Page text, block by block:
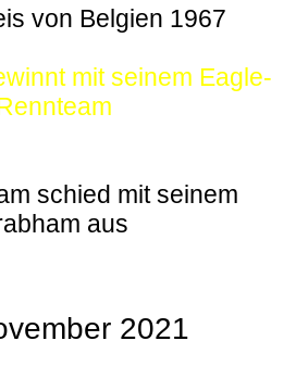
von Belgien 1967
mit seinem Eagle-
schied mit seinem
aus
2021